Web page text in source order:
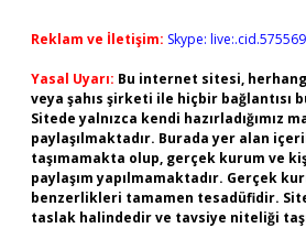
Reklam ve İletişim: Skype:
Yasal Uyarı: Bu internet sitesi,
veya şahıs şirketi ile hiçbir bağlantısı
Sitede yalnızca kendi hazırladığımız
paylaşılmaktadır. Burada yer alan
taşımamakta olup, gerçek kurum ve
paylaşım yapılmamaktadır. Gerçek
benzerlikleri tamamen tesadüfidir.
taslak halindedir ve tavsiye niteliği